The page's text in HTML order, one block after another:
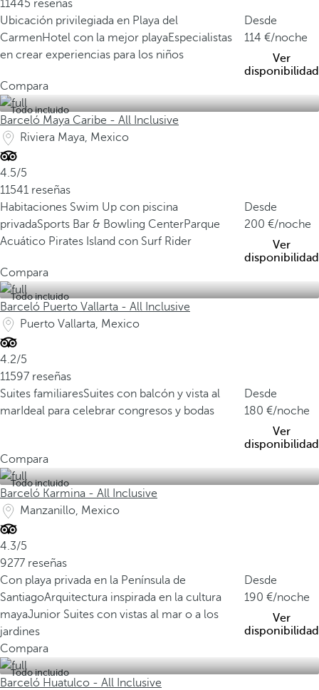
11445 reseñas
Ubicación privilegiada en Playa del
CarmenHotel con la mejor playaEspecialistas
en crear experiencias para los niños
Desde
114
/noche
Ver
disponibilidad
Compara
Todo incluido
Barceló Maya Caribe - All Inclusive
Riviera Maya, Mexico
4.5/5
11541 reseñas
Habitaciones Swim Up con piscina
privadaSports Bar & Bowling CenterParque
Acuático Pirates Island con Surf Rider
Desde
200
/noche
Ver
disponibilidad
Compara
Todo incluido
Barceló Puerto Vallarta - All Inclusive
Puerto Vallarta, Mexico
4.2/5
11597 reseñas
Suites familiaresSuites con balcón y vista al
mar Ideal para celebrar congresos y bodas
Desde
180
/noche
Ver
disponibilidad
Compara
Todo incluido
Barceló Karmina - All Inclusive
Manzanillo, Mexico
4.3/5
9277 reseñas
Con playa privada en la Península de
SantiagoArquitectura inspirada en la cultura
mayaJunior Suites con vistas al mar o a los
jardines
Desde
190
/noche
Ver
disponibilidad
Compara
Todo incluido
Barceló Huatulco - All Inclusive